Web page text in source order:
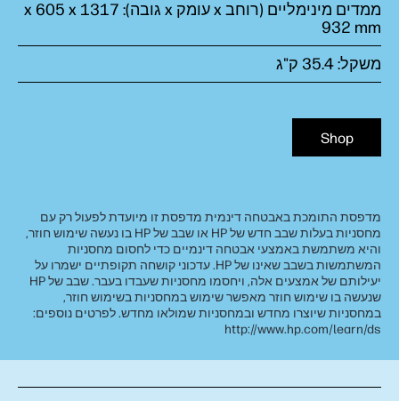
ממדים מינימליים (רוחב x עומק x גובה): 1317 x 605 x
932 mm
משקל: 35.4 ק"ג
Shop
מדפסת התומכת באבטחה דינמית מדפסת זו מיועדת לפעול רק עם
מחסניות בעלות שבב חדש של HP או שבב של HP בו נעשה שימוש חוזר,
והיא משתמשת באמצעי אבטחה דינמיים כדי לחסום מחסניות
המשתמשות בשבב שאינו של HP. עדכוני קושחה תקופתיים ישמרו על
יעילותם של אמצעים אלה, ויחסמו מחסניות שעבדו בעבר. שבב של HP
שנעשה בו שימוש חוזר מאפשר שימוש במחסניות בשימוש חוזר,
במחסניות שיוצרו מחדש ובמחסניות שמולאו מחדש. לפרטים נוספים:
http://www.hp.com/learn/ds